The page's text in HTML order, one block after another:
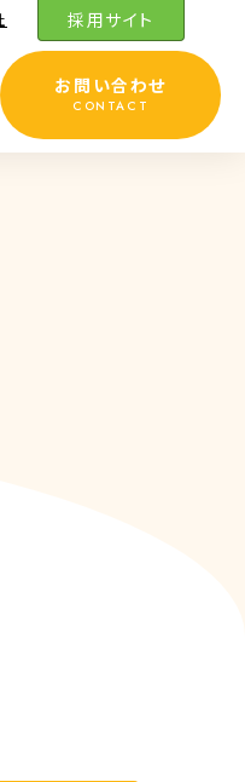
採用サイト
お問い合わせ
CONTACT